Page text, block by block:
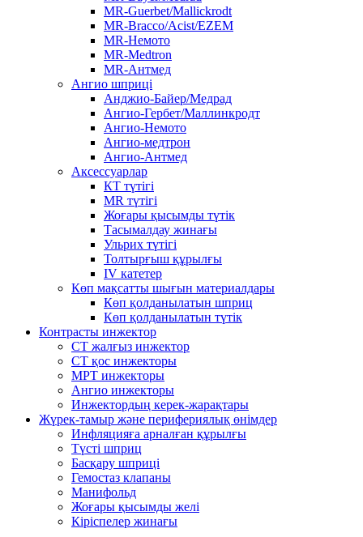
MR-Guerbet/Mallickrodt
MR-Bracco/Acist/EZEM
MR-Немото
MR-Medtron
MR-Антмед
Ангио шприці
Анджио-Байер/Медрад
Ангио-Гербет/Маллинкродт
Ангио-Немото
Ангио-медтрон
Ангио-Антмед
Аксессуарлар
КТ түтігі
MR түтігі
Жоғары қысымды түтік
Тасымалдау жинағы
Ульрих түтігі
Толтырғыш құрылғы
IV катетер
Көп мақсатты шығын материалдары
Көп қолданылатын шприц
Көп қолданылатын түтік
Контрасты инжектор
CT жалғыз инжектор
CT қос инжекторы
МРТ инжекторы
Ангио инжекторы
Инжектордың керек-жарақтары
Жүрек-тамыр және перифериялық өнімдер
Инфляцияға арналған құрылғы
Түсті шприц
Басқару шприці
Гемостаз клапаны
Манифольд
Жоғары қысымды желі
Кіріспелер жинағы